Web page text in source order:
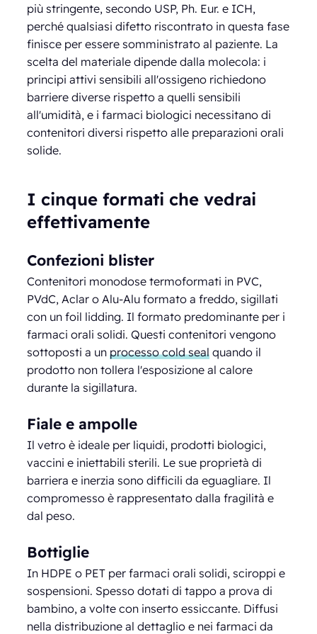
più stringente, secondo USP, Ph. Eur. e ICH,
perché qualsiasi difetto riscontrato in questa fase
finisce per essere somministrato al paziente. La
scelta del materiale dipende dalla molecola: i
principi attivi sensibili all'ossigeno richiedono
barriere diverse rispetto a quelli sensibili
all'umidità, e i farmaci biologici necessitano di
contenitori diversi rispetto alle preparazioni orali
solide.
I cinque formati che vedrai
effettivamente
Confezioni blister
Contenitori monodose termoformati in PVC,
PVdC, Aclar o Alu-Alu formato a freddo, sigillati
con un foil lidding. Il formato predominante per i
farmaci orali solidi. Questi contenitori vengono
sottoposti a unprocesso cold seal quando il
prodotto non tollera l'esposizione al calore
durante la sigillatura.
Fiale e ampolle
Il vetro è ideale per liquidi, prodotti biologici,
vaccini e iniettabili sterili. Le sue proprietà di
barriera e inerzia sono difficili da eguagliare. Il
compromesso è rappresentato dalla fragilità e
dal peso.
Bottiglie
In HDPE o PET per farmaci orali solidi, sciroppi e
sospensioni. Spesso dotati di tappo a prova di
bambino, a volte con inserto essiccante. Diffusi
nella distribuzione al dettaglio e nei farmaci da